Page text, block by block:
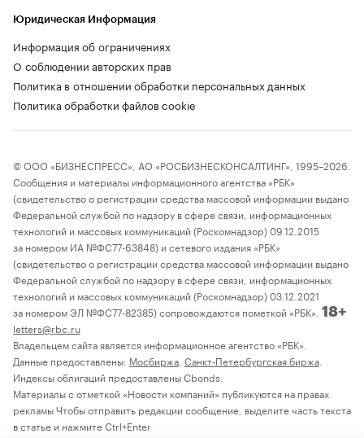
Юридическая Информация
Информация об ограничениях
О соблюдении авторских прав
Политика в отношении обработки персональных данных
Политика обработки файлов cookie
© ООО «БИЗНЕСПРЕСС», АО «РОСБИЗНЕСКОНСАЛТИНГ», 1995–2026.
Сообщения и материалы информационного агентства «РБК»
(свидетельство о регистрации средства массовой информации выдано
Федеральной службой по надзору в сфере связи, информационных
технологий и массовых коммуникаций (Роскомнадзор) 09.12.2015
за номером ИА №ФС77-63848) и сетевого издания «РБК»
(свидетельство о регистрации средства массовой информации выдано
Федеральной службой по надзору в сфере связи, информационных
технологий и массовых коммуникаций (Роскомнадзор) 03.12.2021
за номером ЭЛ №ФС77-82385) сопровождаются пометкой «РБК». 18+
letters@rbc.ru
Владельцем сайта является информационное агентство «РБК».
Данные предоставлены: Мосбиржа Санкт-Петербургская биржа
Индексы облигаций предоставлены Cbonds.
Материалы с отметкой «Новости компаний» публикуются на правах
рекламы Чтобы отправить редакции сообщение, выделите часть текста
в статье и нажмите Ctrl+Enter